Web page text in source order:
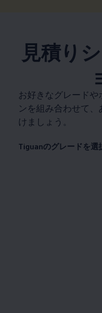
見積り
お好きなグレードや
ンを組み合わせて
けましょう。
Tiguanのグレードを選